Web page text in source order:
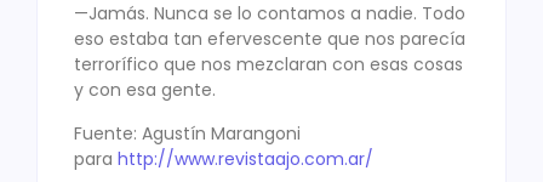
—Jamás. Nunca se lo contamos a nadie. Todo
eso estaba tan efervescente que nos parecía
terrorífico que nos mezclaran con esas cosas
y con esa gente.
Fuente: Agustín Marangoni
para http://www.revistaajo.com.ar/